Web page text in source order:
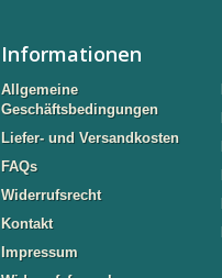
Informationen
Allgemeine
Geschäftsbedingungen
Liefer- und Versandkosten
FAQs
Widerrufsrecht
Kontakt
Impressum